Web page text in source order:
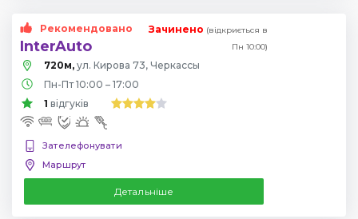
Рекомендовано
InterAuto
Зачинено (відкриється в
Пн 10:00)
720м, ул. Кирова 73, Черкассы
Пн-Пт 10:00 – 17:00
1 відгуків
Зателефонувати
Маршрут
Детальніше